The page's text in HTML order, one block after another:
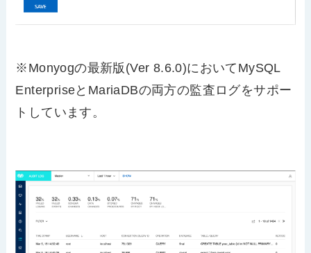
※Monyogの最新版(Ver 8.6.0)においてMySQL
EnterpriseとMariaDBの両方の監査ログをサポー
トしています。